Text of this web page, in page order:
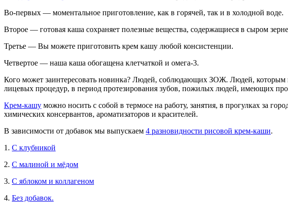
Во-первых — моментальное приготовление, как в горячей, так и в холодной воде.
Второе — готовая каша сохраняет полезные вещества, содержащиеся в сыром
Третье — Вы можете приготовить крем кашу любой консистенции.
Четвертое — наша каша обогащена клетчаткой и омега-3.
Кого может заинтересовать новинка? Людей, соблюдающих ЗОЖ. Людей,
лицевых процедур, в период протезирования зубов, пожилых людей, имеющих
Крем-кашу можно носить с собой в термосе на работу, занятия, в прогулках за
химических консервантов, ароматизаторов и красителей.
В зависимости от добавок мы выпускаем 4 разновидности рисовой крем-каши.
1. С клубникой
2. С малиной и мёдом
3. С яблоком и коллагеном
4. Без добавок.